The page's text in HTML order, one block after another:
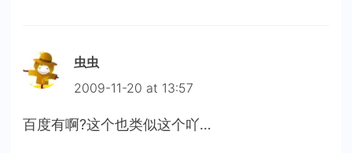
虫虫
2009-11-20 at 13:57
百度有啊?这个也类似这个吖…